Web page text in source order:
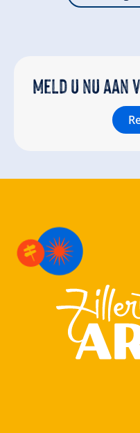
Meld u nu aan